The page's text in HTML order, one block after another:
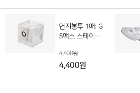
먼지봉투 1매: G
5맥스 스테이션
가)
4,400원
4,400원